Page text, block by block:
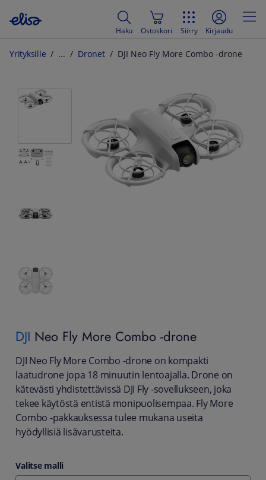
Haku Ostoskori Siirry Kirjaudu
Yrityksille Dronet DJI Neo Fly More Combo -drone
DJI Neo Fly More Combo -drone
DJI Neo Fly More Combo -drone on kompakti
laatudrone jopa 18 minuutin lentoajalla. Drone on
kätevästi yhdistettävissä DJI Fly -sovellukseen, joka
tekee käytöstä entistä monipuolisempaa. Fly More
Combo -pakkauksessa tulee mukana useita
hyödyllisiä lisävarusteita.
Valitse malli